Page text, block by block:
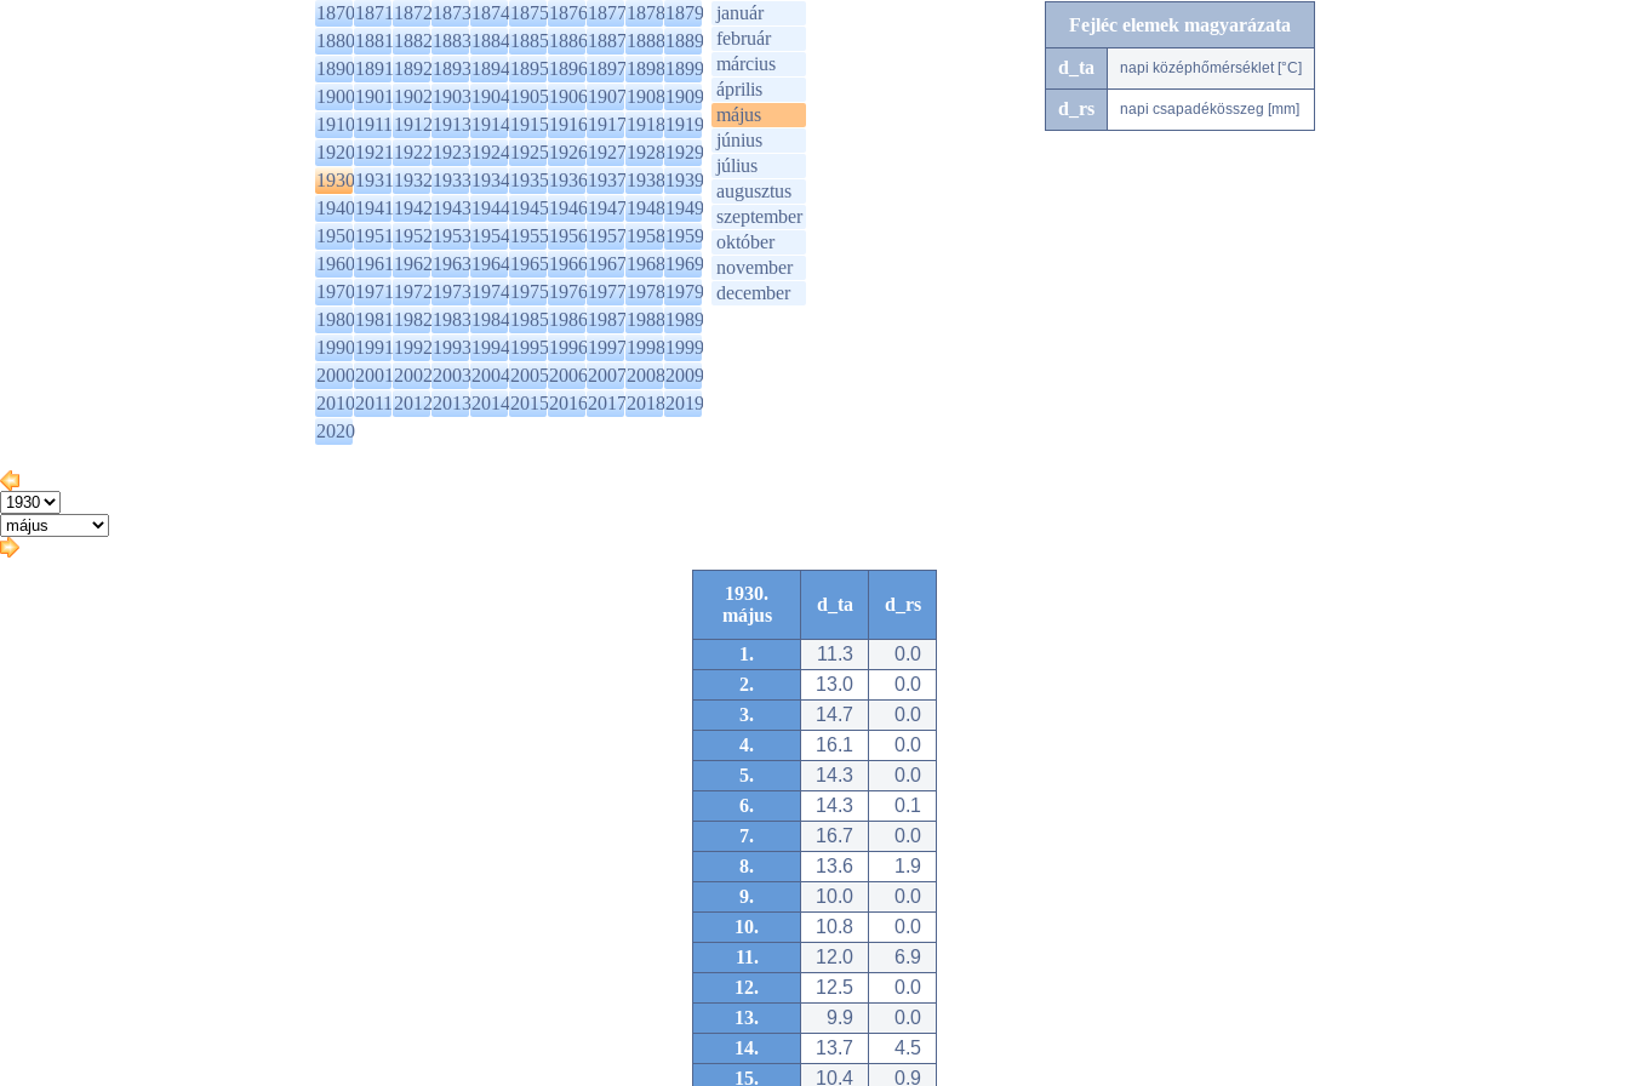
1870187118721873187418751876187718781879
1880188118821883188418851886188718881889
1890189118921893189418951896189718981899
1900190119021903190419051906190719081909
1910191119121913191419151916191719181919
1920192119221923192419251926192719281929
1930193119321933193419351936193719381939
1940194119421943194419451946194719481949
1950195119521953195419551956195719581959
1960196119621963196419651966196719681969
1970197119721973197419751976197719781979
1980198119821983198419851986198719881989
1990199119921993199419951996199719981999
2000200120022003200420052006200720082009
2010201120122013201420152016201720182019
2020
január
február
március
április
május
június
július
augusztus
szeptember
október
november
december
Fejléc elemek magyarázata
d_ta napi középhőmérséklet [°C]
d_rs napi csapadékösszeg [mm]
1930.
május
d_ta d_rs
1. 11.3
0.0
2.
13.0
0.0
3.
14.7
0.0
4.
16.1
0.0
5.
14.3
0.0
6.
14.3
0.1
7.
16.7
0.0
8.
13.6
1.9
9.
10.0
0.0
10.
10.8
0.0
11.
12.0
6.9
12.
12.5
0.0
13.
9.9
0.0
14.
13.7
4.5
15.
10.4 0.9